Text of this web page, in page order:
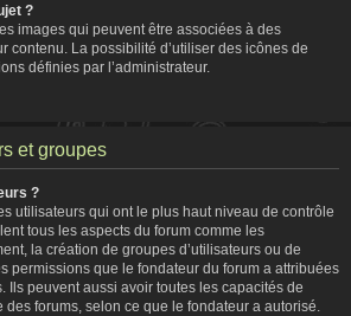
?
images qui peuvent être associées à des
contenu. La possibilité d’utiliser des icônes de
définies par l’administrateur.
et groupes
?
utilisateurs qui ont le plus haut niveau de contrôle
tous les aspects du forum comme les
la création de groupes d’utilisateurs ou de
permissions que le fondateur du forum a attribuées
Ils peuvent aussi avoir toutes les capacités de
des forums, selon ce que le fondateur a autorisé.